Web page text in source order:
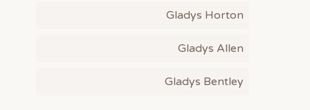
Gladys Horton
Gladys Allen
Gladys Bentley